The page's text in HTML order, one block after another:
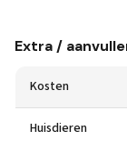
Extra /
Kosten
Huisdieren